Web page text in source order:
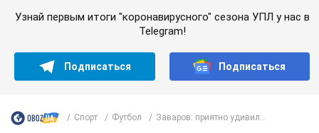
Узнай первым итоги "коронавирусного" сезона УПЛ у нас в
Telegram!
Подписаться Подписаться
Спорт Футбол Заваров: приятно удивил...